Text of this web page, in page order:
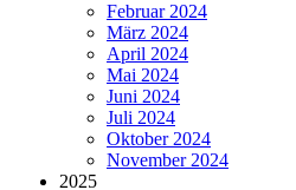
Februar 2024
März 2024
April 2024
Mai 2024
Juni 2024
Juli 2024
Oktober 2024
November 2024
2025